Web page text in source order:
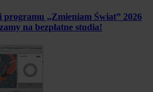
programu „Zmieniam Świat” 2026
na bezpłatne studia!